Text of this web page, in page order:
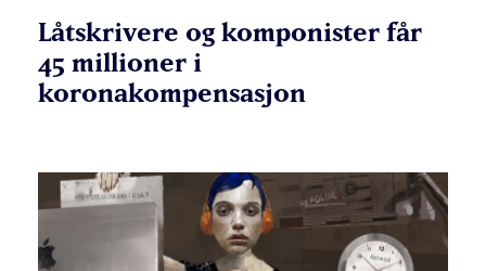
Låtskrivere og komponister får
45 millioner i
koronakompensasjon